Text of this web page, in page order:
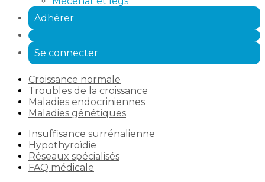
Adhérer
Se connecter
Croissance normale
Troubles de la croissance
Maladies endocriniennes
Maladies génétiques
Insuffisance surrénalienne
Hypothyroïdie
Réseaux spécialisés
FAQ médicale